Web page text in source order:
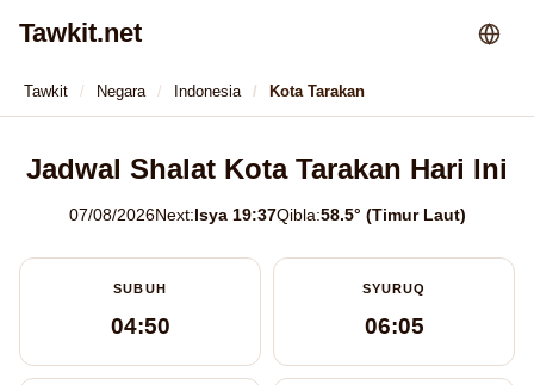
Tawkit.net
Tawkit Negara Indonesia Kota Tarakan
Jadwal Shalat Kota Tarakan Hari Ini
07/08/2026Next:Isya 19:37Qibla:58.5° (Timur Laut)
SUBUH
04:50
SYURUQ
06:05